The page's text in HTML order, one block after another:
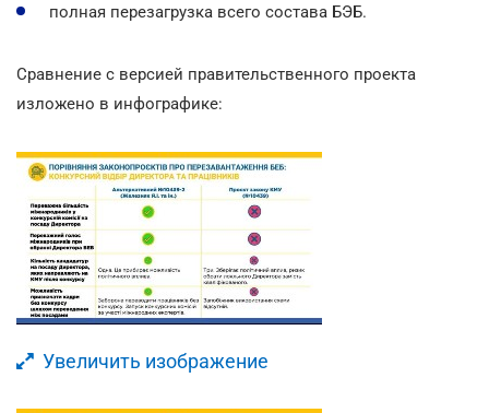
полная перезагрузка всего состава БЭБ.
Сравнение с версией правительственного проекта
изложено в инфографике:
Увеличить изображение